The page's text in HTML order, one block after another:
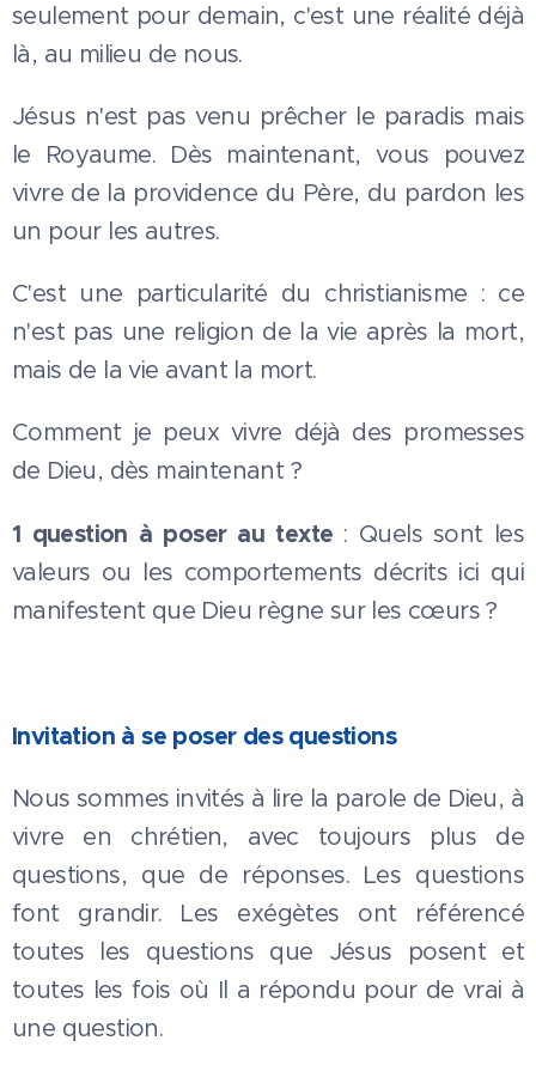
seulement pour demain, c'est une réalité déjà
là, au milieu de nous.
Jésus n'est pas venu prêcher le paradis mais
le Royaume. Dès maintenant, vous pouvez
vivre de la providence du Père, du pardon les
un pour les autres.
C'est une particularité du christianisme : ce
n'est pas une religion de la vie après la mort,
mais de la vie avant la mort.
Comment je peux vivre déjà des promesses
de Dieu, dès maintenant ?
1 question à poser au texte : Quels sont les
valeurs ou les comportements décrits ici qui
manifestent que Dieu règne sur les cœurs ?
Invitation à se poser des questions
Nous sommes invités à lire la parole de Dieu, à
vivre en chrétien, avec toujours plus de
questions, que de réponses. Les questions
font grandir. Les exégètes ont référencé
toutes les questions que Jésus posent et
toutes les fois où Il a répondu pour de vrai à
une question.